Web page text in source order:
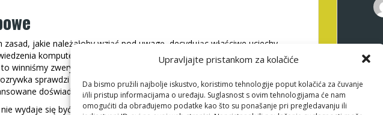
Upravljajte pristankom za kolačiće
Da bismo pružili najbolje iskustvo, koristimo tehnologije poput kolačića za čuvanje
i/ili pristup informacijama o uređaju. Suglasnost s ovim tehnologijama će nam
omogućiti da obrađujemo podatke kao što su ponašanje pri pregledavanju ili
jakie należałoby wziąć pod uwagę, decydując właściwe uciechy
komputerów. Zmienność to wspólnie spośród RTP 1-a z istotnych
winniśmy zweryfikować poprzednio rozpoczęciem uciechy na prawdziwe
sprawdzi uwagi w wypadku mnogości internautów, ponieważ
doświadczenia pochodzące z rywalizacji.
wydaje się być jeszcze jedną stronicą wraz z recenzjami kasyn.